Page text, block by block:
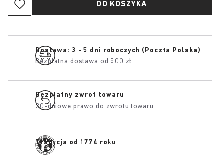
DO KOSZYKA
Dostawa: 3 - 5 dni roboczych (Poczta Polska)
Bezpłatna dostawa od 500 zł
Bezpłatny zwrot towaru
30-dniowe prawo do zwrotu towaru
Tradycja od 1774 roku